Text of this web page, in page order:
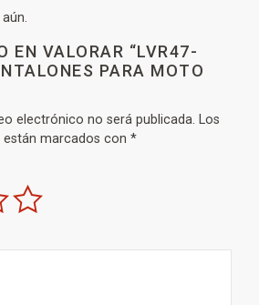
EN VALORAR “LVR47-
PARA MOTO
electrónico no será publicada. Los
marcados con *